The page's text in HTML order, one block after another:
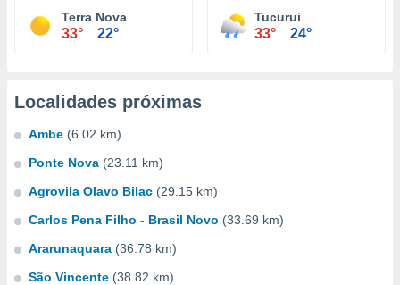
Terra Nova
33° 22°
Tucurui
33° 24°
Localidades próximas
Ambe (6.02 km)
Ponte Nova (23.11 km)
Agrovila Olavo Bilac (29.15 km)
Carlos Pena Filho - Brasil Novo (33.69 km)
Ararunaquara (36.78 km)
São Vincente (38.82 km)